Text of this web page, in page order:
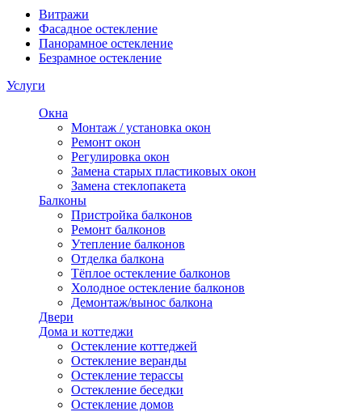
Витражи
Фасадное остекление
Панорамное остекление
Безрамное остекление
Услуги
Окна
Монтаж / установка окон
Ремонт окон
Регулировка окон
Замена старых пластиковых окон
Замена стеклопакета
Балконы
Пристройка балконов
Ремонт балконов
Утепление балконов
Отделка балкона
Тёплое остекление балконов
Холодное остекление балконов
Демонтаж/вынос балкона
Двери
Дома и коттеджи
Остекление коттеджей
Остекление веранды
Остекление терассы
Остекление беседки
Остекление домов